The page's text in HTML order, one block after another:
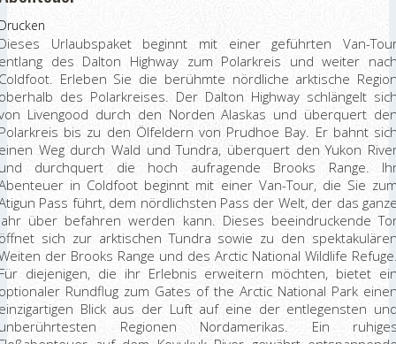
Urlaubspaket beginnt mit einer geführten Van-
des Dalton Highway zum Polarkreis und weiter
Erleben Sie die berühmte nördliche arktische
des Polarkreises. Der Dalton Highway schlängelt
Livengood durch den Norden Alaskas und überquert
bis zu den Ölfeldern von Prudhoe Bay. Er bahnt
Weg durch Wald und Tundra, überquert den Yukon
durchquert die hoch aufragende Brooks Range.
in Coldfoot beginnt mit einer Van-Tour, die Sie
Pass führt, dem nördlichsten Pass der Welt, der das
über befahren werden kann. Dieses beeindruckende
sich zur arktischen Tundra sowie zu den
der Brooks Range und des Arctic National Wildlife
diejenigen, die ihr Erlebnis erweitern möchten, bietet
Rundflug zum Gates of the Arctic National Park
Blick aus der Luft auf eine der entlegensten
Regionen Nordamerikas. Ein